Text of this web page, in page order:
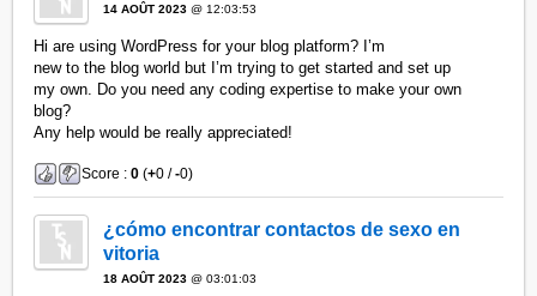
14 AOÛT 2023 @ 12:03:53
Hi are using WordPress for your blog platform? I’m
new to the blog world but I’m trying to get started and set up
my own. Do you need any coding expertise to make your own
blog?
Any help would be really appreciated!
Score :0 (+0 /-0)
¿cómo encontrar contactos de sexo en
vitoria
18 AOÛT 2023 @ 03:01:03